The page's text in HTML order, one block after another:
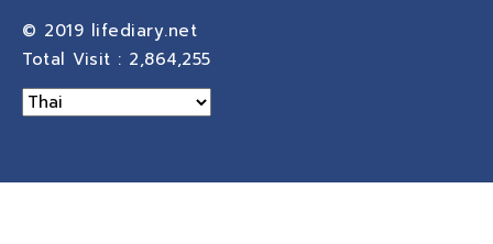
© 2019 lifediary.net
Total Visit : 2,864,255